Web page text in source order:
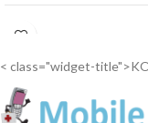
Ta kontakt for Pris
< class="widget-